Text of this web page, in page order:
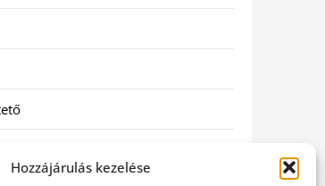
Hozzájárulás kezelése